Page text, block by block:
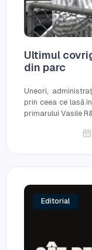
Ultimul
din parc
Uneori,
prin ceea ce lasă
primarului Vasile
Editorial